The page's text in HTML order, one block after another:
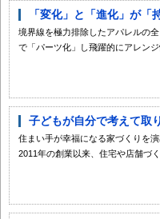
「変化」と「進化」が
境界線を極力排除したアパレルの
で「パーツ化」し飛躍的にアレン
子どもが自分で考えて取
住まい手が幸福になる家づくりを
2011年の創業以来、住宅や店舗づ